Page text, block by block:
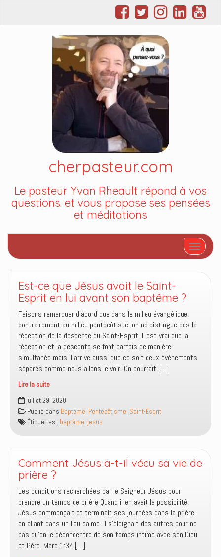
cherpasteur.com
Le pasteur Yvan Rheault répond à vos
questions. et vous propose ses pensées
et méditations
Afficher/
Est-ce que Jésus avait le Saint-
Esprit en lui avant son baptême ?
Faisons remarquer d’abord que dans le milieu évangélique,
contrairement au milieu pentecôtiste, on ne distingue pas la
réception de la descente du Saint-Esprit. Il est vrai que la
réception et la descente se font parfois de manière
simultanée mais il arrive aussi que ce soit deux événements
séparés comme nous allons le voir. On pourrait […]
Lire la suite
Est-
ce
que
Jésus
le
Saint-
Esprit
en
lui
avant
son
baptême
?
juillet 29, 2020
Publié dans Baptême, Pentecôtisme, Saint-Esprit
Étiquettes : baptême, jesus
Comment Jésus a-t-il vécu sa vie de
prière ?
Les conditions recherchées par le Seigneur Jésus pour
prendre un temps de prière Quand il en avait la possibilité,
Jésus commençait et terminait ses journées dans la prière
en allant dans un lieu calme. Il s’éloignait des autres pour ne
pas qu’on le déconcentre de son temps intime avec son Dieu
et Père. Marc 1:34 […]